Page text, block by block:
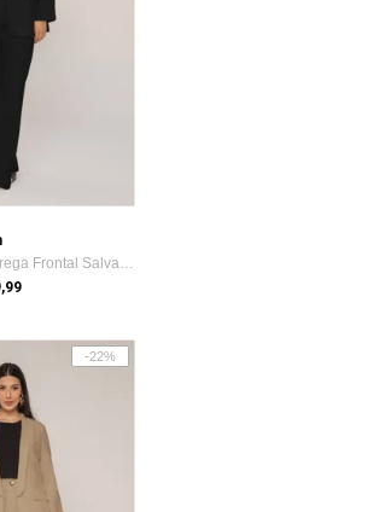
Calça Alfaiataria Prega Frontal Salvatore Preto
-22%